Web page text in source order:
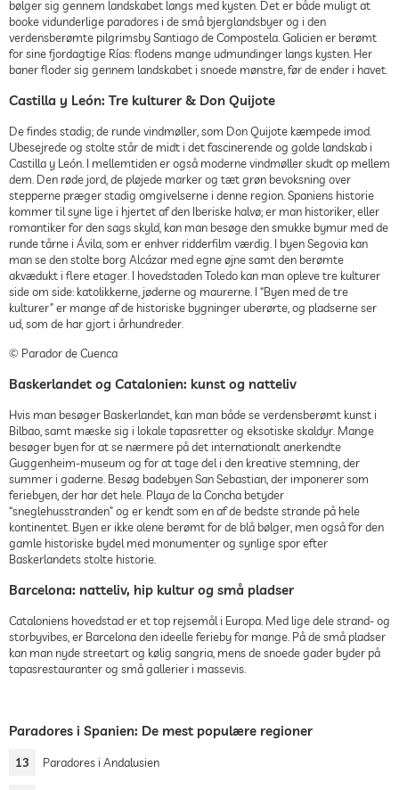
bølger sig gennem landskabet langs med kysten. Det er både muligt at
booke vidunderlige paradores i de små bjerglandsbyer og i den
verdensberømte pilgrimsby Santiago de Compostela. Galicien er berømt
for sine fjordagtige Rías: flodens mange udmundinger langs kysten. Her
baner floder sig gennem landskabet i snoede mønstre, før de ender i havet.
Castilla y León: Tre kulturer & Don Quijote
De findes stadig; de runde vindmøller, som Don Quijote kæmpede imod.
Ubesejrede og stolte står de midt i det fascinerende og golde landskab i
Castilla y León. I mellemtiden er også moderne vindmøller skudt op mellem
dem. Den røde jord, de pløjede marker og tæt grøn bevoksning over
stepperne præger stadig omgivelserne i denne region. Spaniens historie
kommer til syne lige i hjertet af den Iberiske halvø; er man historiker, eller
romantiker for den sags skyld, kan man besøge den smukke bymur med de
runde tårne i Ávila, som er enhver ridderfilm værdig. I byen Segovia kan
man se den stolte borg Alcázar med egne øjne samt den berømte
akvædukt i flere etager. I hovedstaden Toledo kan man opleve tre kulturer
side om side: katolikkerne, jøderne og maurerne. I “Byen med de tre
kulturer” er mange af de historiske bygninger uberørte, og pladserne ser
ud, som de har gjort i århundreder.
© Parador de Cuenca
Baskerlandet og Catalonien: kunst og natteliv
Hvis man besøger Baskerlandet, kan man både se verdensberømt kunst i
Bilbao, samt mæske sig i lokale tapasretter og eksotiske skaldyr. Mange
besøger byen for at se nærmere på det internationalt anerkendte
Guggenheim-museum og for at tage del i den kreative stemning, der
summer i gaderne. Besøg badebyen San Sebastian, der imponerer som
feriebyen, der har det hele. Playa de la Concha betyder
“sneglehusstranden” og er kendt som en af de bedste strande på hele
kontinentet. Byen er ikke alene berømt for de blå bølger, men også for den
gamle historiske bydel med monumenter og synlige spor efter
Baskerlandets stolte historie.
Barcelona: natteliv, hip kultur og små pladser
Cataloniens hovedstad er et top rejsemål i Europa. Med lige dele strand- og
storbyvibes, er Barcelona den ideelle ferieby for mange. På de små pladser
kan man nyde streetart og kølig sangria, mens de snoede gader byder på
tapasrestauranter og små gallerier i massevis.
Paradores i Spanien: De mest populære regioner
13 Paradores i Andalusien